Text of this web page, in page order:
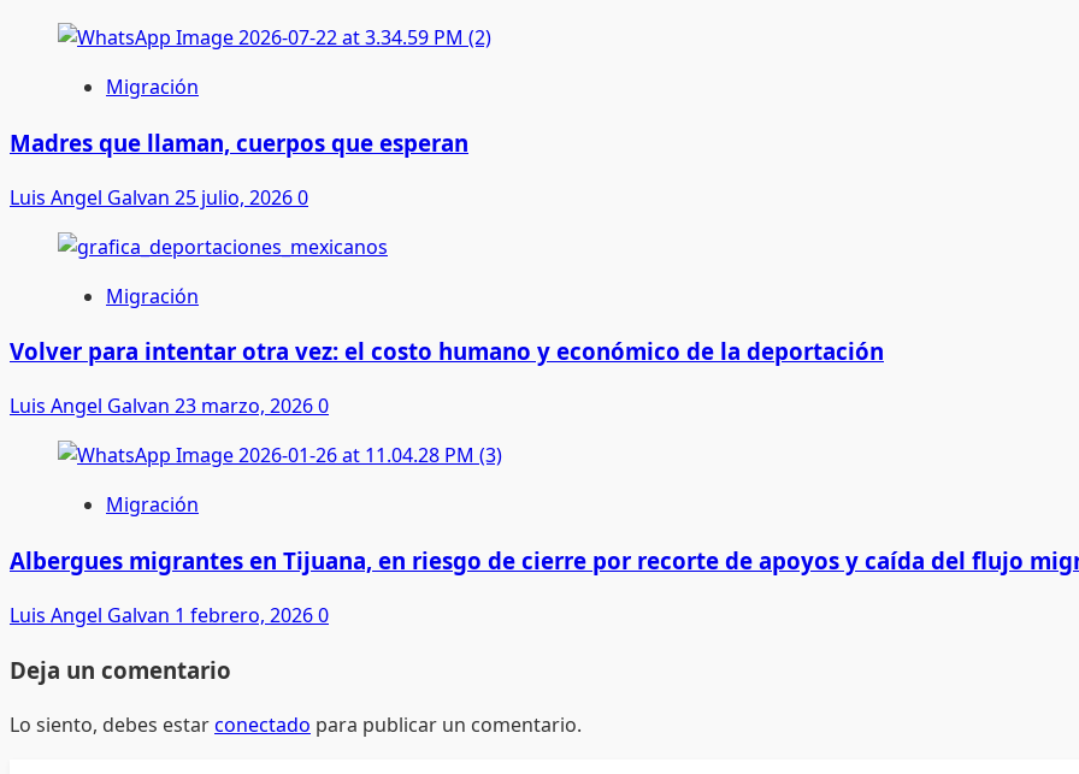
Migración
Madres que llaman, cuerpos que esperan
Luis Angel Galvan 25 julio, 20260
Migración
Volver para intentar otra vez: el costo humano y económico de la deportación
Luis Angel Galvan 23 marzo, 20260
Migración
Albergues migrantes en Tijuana, en riesgo de cierre por recorte de apoyos y caída del flujo
Luis Angel Galvan 1 febrero, 20260
Deja un comentario
Lo siento, debes estarconectado para publicar un comentario.